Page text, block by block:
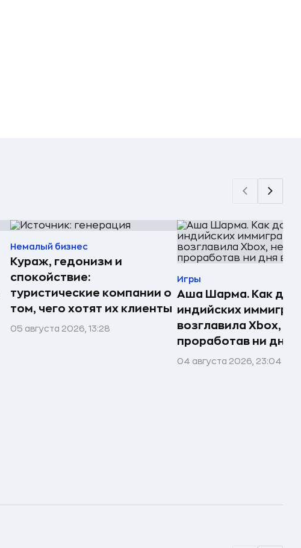
Немалый бизнес
Кураж, гедонизм и
спокойствие:
туристические компании о
том, чего хотят их клиенты
05 августа 2026, 13:28
Игры
Аша Шарма. Как
индийских
возглавила Xbox, не
проработав ни дня
04 августа 2026, 23:04